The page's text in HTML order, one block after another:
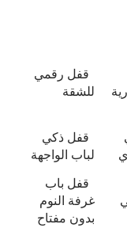
قفل رقمي
للشقة
قفل ذكي
لباب الواجهة
قفل باب
غرفة النوم
بدون مفتاح